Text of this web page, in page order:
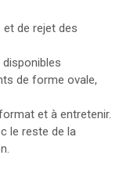
de rejet des
de forme ovale,
et à entretenir.
le reste de la